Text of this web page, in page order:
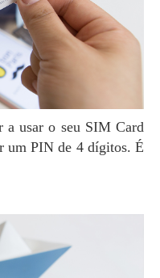
um PIN de 4 dígitos. É